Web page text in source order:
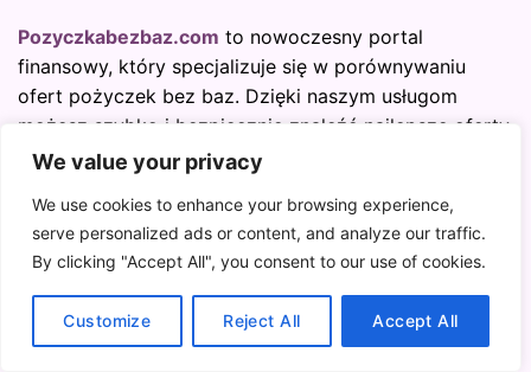
We value your privacy
We use cookies to enhance your browsing experience,
serve personalized ads or content, and analyze our traffic.
By clicking "Accept All", you consent to our use of cookies.
Customize Reject All Accept All
Pozyczkabezbaz.com to nowoczesny portal
finansowy, który specjalizuje się w porównywaniu
ofert pożyczek bez baz. Dzięki naszym usługom
możesz szybko i bezpiecznie znaleźć najlepsze oferty
pożyczek dostępne na rynku, bez sprawdzania w
O nas